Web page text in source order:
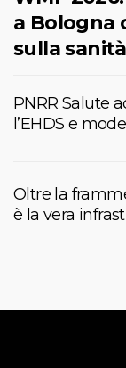
a Bologna
sulla
PNRR Salute
l’EHDS e
Oltre la
è la vera